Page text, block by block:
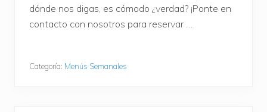
dónde nos digas, es cómodo ¿verdad? ¡Ponte en
contacto con nosotros para reservar …
Categoría: Menús Semanales